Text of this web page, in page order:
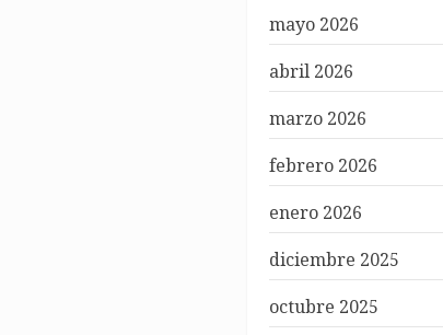
mayo 2026
abril 2026
marzo 2026
febrero 2026
enero 2026
diciembre 2025
octubre 2025